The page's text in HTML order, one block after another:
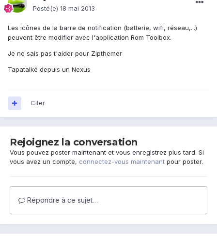
Posté(e) 18 mai 2013
Les icônes de la barre de notification (batterie, wifi, réseau,...)
peuvent être modifier avec l'application Rom Toolbox.
Je ne sais pas t'aider pour Zipthemer
Tapatalké depuis un Nexus
Citer
Rejoignez la conversation
Vous pouvez poster maintenant et vous enregistrez plus tard. Si
vous avez un compte, connectez-vous maintenant pour poster.
Répondre à ce sujet…